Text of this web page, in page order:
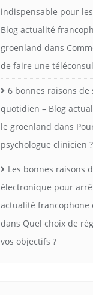
indispensable pour
Blog actualité
groenland dans
de faire une
6 bonnes raisons
quotidien – Blog
le groenland dans
psychologue clinicien ?
Les bonnes raisons
électronique pour
actualité francophone
dans Quel choix de
vos objectifs ?